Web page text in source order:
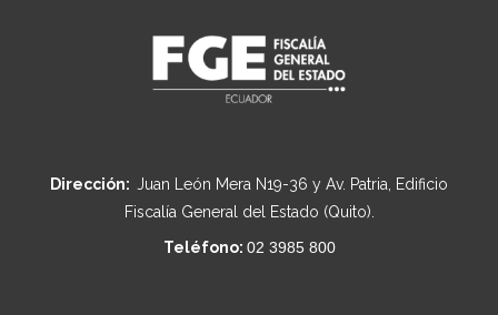
Dirección: Juan León Mera N19-36 y Av. Patria, Edificio
Fiscalía General del Estado (Quito).
Teléfono: 02 3985 800